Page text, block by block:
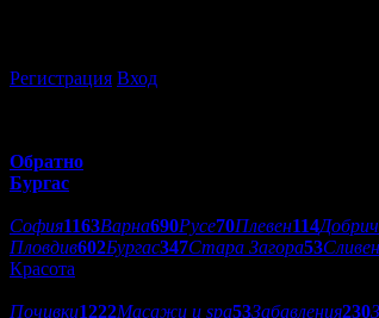
Регистрация Вход
Обратно
Бургас
София1163Варна690Русе70Плевен114Добрич
Пловдив602Бургас347Стара Загора53Сливен
Красота
Почивки1222Масажи и spa53Забавления230